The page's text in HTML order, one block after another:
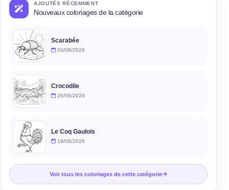
AJOUTÉS RÉCEMMENT
Nouveaux coloriages de la catégorie
Scarabée
03/08/2026
Crocodile
26/06/2026
Le Coq Gaulois
19/06/2026
Voir tous les coloriages de cette catégorie